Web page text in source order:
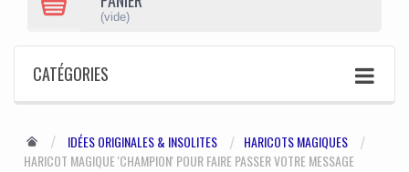
(vide)
CATÉGORIES
IDÉES ORIGINALES & INSOLITES
HARICOTS MAGIQUES
HARICOT MAGIQUE 'CHAMPION' POUR FAIRE PASSER VOTRE MESSAGE